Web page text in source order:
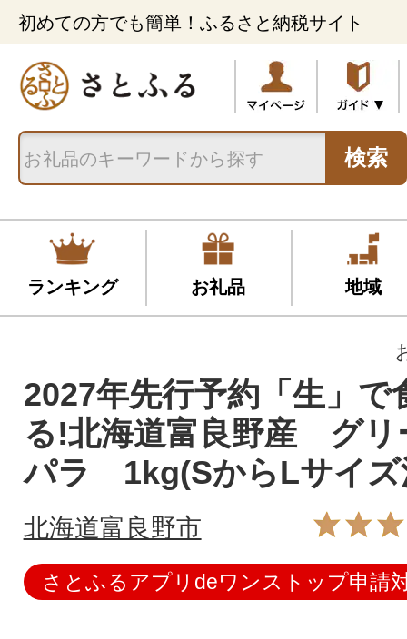
初めての方でも簡単！ふるさと納税サイト
検索
ランキング お礼品 地域
2027年先行予約「生」で
る!北海道富良野産 グリ
パラ 1kg(SからLサイズ
北海道富良野市
さとふるアプリdeワンストップ申請